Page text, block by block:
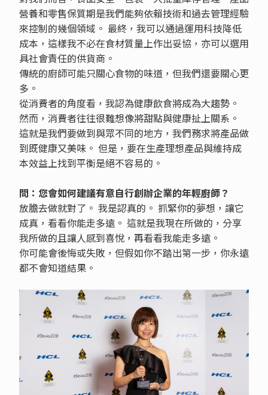
營養和零售保質期是我們能夠依賴技術和過去管理經驗
來控制的幾個領域。 最終，我可以通過運用科技降低
成本，這樣我不必在食材質量上作出妥協，亦可以選用
具社會責任的供貨商。
傳統的廚師可能只關心食物的味道，但我們還要關心更
多。
從消費者的角度看，我認為健康飲食將成為大趨勢。
然而，消費者往往很難想像將甜點與健康扯上關系。
這就是我們要做到與眾不同的地方，我們務求將產品做
到既健康又美味。 但是，要在生產理想產品與維持成
本效益上找到平衡是絕不容易的。
問：您會如何建議有意自行創辦企業的年輕廚師？
放膽去做就對了。 我是認真的。 抓緊你的夢想，讓它
成真，看看你能走多遠。 這就是我現在所做的，分享
我所做的且讓人感到喜悅，再看看我能走多遠。
你可能會後悔或失敗，但假如你不踏出第一步，你永遠
都不會知道結果。